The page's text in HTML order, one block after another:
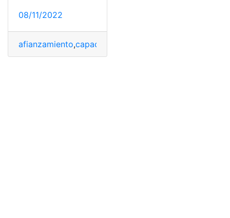
08/11/2022
afianzamiento,capacidades